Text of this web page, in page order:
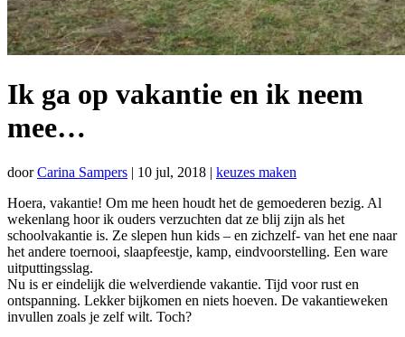
Ik ga op vakantie en ik neem
mee…
doorCarina Sampers | 10 jul, 2018 | keuzes maken
Hoera, vakantie! Om me heen houdt het de gemoederen bezig. Al
wekenlang hoor ik ouders verzuchten dat ze blij zijn als het
schoolvakantie is. Ze slepen hun kids – en zichzelf- van het ene naar
het andere toernooi, slaapfeestje, kamp, eindvoorstelling. Een ware
uitputtingsslag.
Nu is er eindelijk die welverdiende vakantie. Tijd voor rust en
ontspanning. Lekker bijkomen en niets hoeven. De vakantieweken
invullen zoals je zelf wilt. Toch?